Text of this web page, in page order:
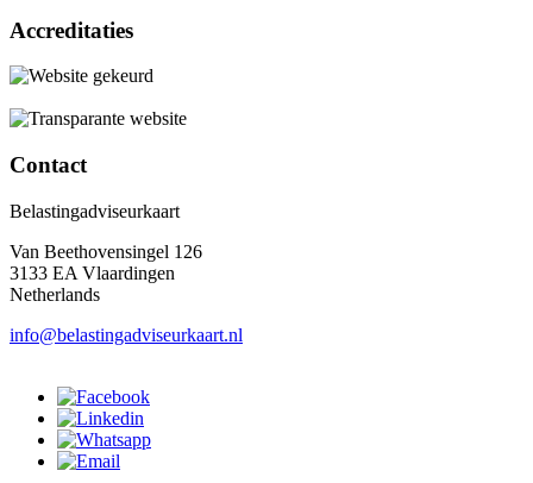
Accreditaties
Contact
Belastingadviseurkaart
Van Beethovensingel 126
3133 EA Vlaardingen
Netherlands
info@belastingadviseurkaart.nl